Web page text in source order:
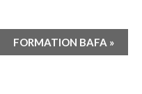
FORMATION BAFA »